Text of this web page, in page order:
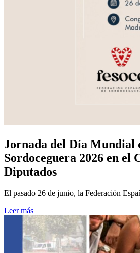
Jornada del Día Mundial
Sordoceguera 2026 en el
Diputados
El pasado 26 de junio, la Federación
Leer más